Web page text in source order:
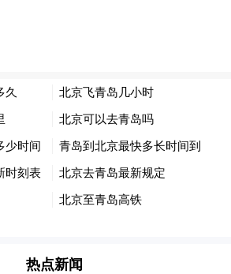
业协同。
让这种协同从“产业合作”延
”。
民的“同城生活”
两地市民的生活半径被迅速
热点新闻